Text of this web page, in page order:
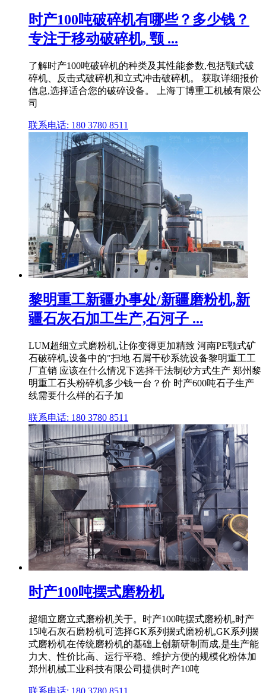
时产100吨破碎机有哪些？多少钱？
专注于移动破碎机, 颚 ...
了解时产100吨破碎机的种类及其性能参数,包括颚式破
碎机、反击式破碎机和立式冲击破碎机。 获取详细报价
信息,选择适合您的破碎设备。 上海丁博重工机械有限公
司
联系电话: 180 3780 8511
黎明重工新疆办事处/新疆磨粉机,新
疆石灰石加工生产,石河子 ...
LUM超细立式磨粉机,让你变得更加精致 河南PE颚式矿
石破碎机,设备中的"扫地 石屑干砂系统设备黎明重工工
厂直销 应该在什么情况下选择干法制砂方式生产 郑州黎
明重工石头粉碎机多少钱一台？价 时产600吨石子生产
线需要什么样的石子加
联系电话: 180 3780 8511
时产100吨摆式磨粉机
超细立磨立式磨粉机关于。时产100吨摆式磨粉机,时产
15吨石灰石磨粉机可选择GK系列摆式磨粉机,GK系列摆
式磨粉机在传统磨粉机的基础上创新研制而成,是生产能
力大、性价比高、运行平稳、维护方便的规模化粉体加
郑州机械工业科技有限公司提供时产10吨
联系电话: 180 3780 8511